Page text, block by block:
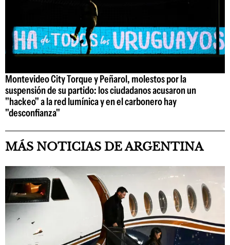
Montevideo City Torque y Peñarol, molestos por la
suspensión de su partido: los ciudadanos acusaron un
"hackeo" a la red lumínica y en el carbonero hay
"desconfianza"
MÁS NOTICIAS DE ARGENTINA